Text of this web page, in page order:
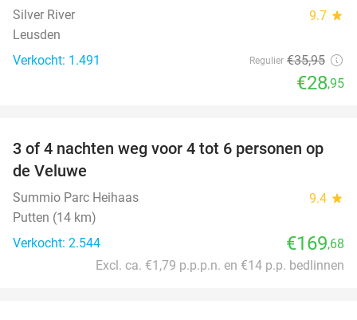
Silver River 9.7 star
Leusden
Verkocht: 1.491
Regulier €35,95
€28,95
3 of 4 nachten weg voor 4 tot 6 personen op
de Veluwe
Summio Parc Heihaas 9.4 star
Putten (14 km)
Verkocht: 2.544
€169,68
Excl. ca. €1,79 p.p.p.n. en €14 p.p. bedlinnen